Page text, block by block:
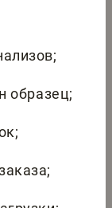
образец;